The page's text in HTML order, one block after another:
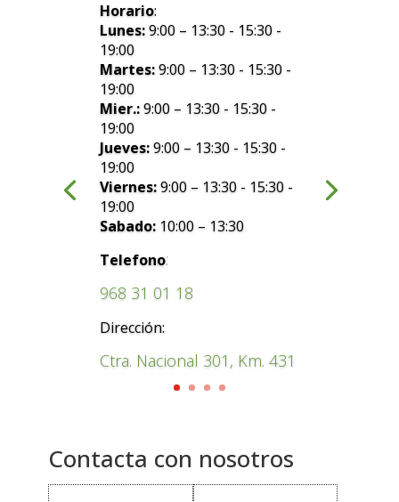
Horario:
Lunes:9:00 – 13:30 - 15:30 -
19:00
Martes:9:00 – 13:30 - 15:30 -
19:00
Mier.:9:00 – 13:30 - 15:30 -
19:00
Jueves:9:00 – 13:30 - 15:30 -
19:00
Viernes:9:00 – 13:30 - 15:30 -
19:00
Sabado: 10:00 – 13:30
Telefono:
968 31 01 18
Dirección:
Ctra. Nacional 301, Km. 431
Contacta con nosotros